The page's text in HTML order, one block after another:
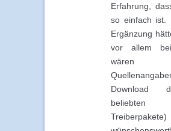
Erfahrung,
so einfach ist.
Ergänzung
vor allem bei
wären
Download
beliebten